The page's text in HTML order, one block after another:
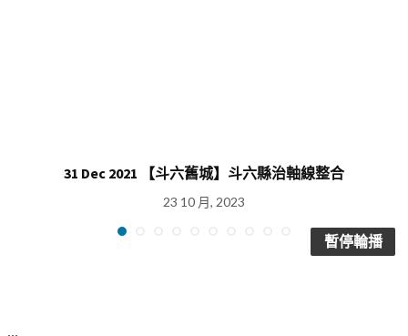
31 Dec 2021 【斗六舊城】斗六縣治軸線整合
23 10 月, 2023
暫停輪播